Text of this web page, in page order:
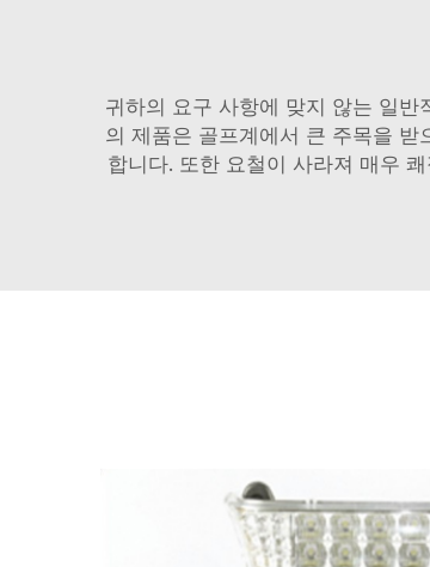
귀하의 요구 사항에 맞지 않는 일
의 제품은 골프계에서 큰 주목을
합니다. 또한 요철이 사라져 매우